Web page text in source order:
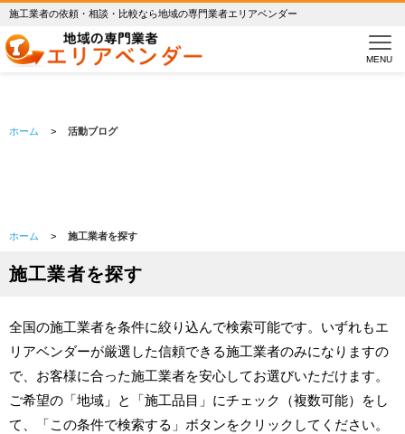
施工業者の依頼・相談・比較なら地域の専門業者エリアベンダー
MENU
Blog
活動ブログ
ホーム > 活動ブログ
ホーム > 施工業者を探す
施工業者を探す
全国の施工業者を条件に絞り込んで検索可能です。いずれもエ
リアベンダーが厳選した信頼できる施工業者のみになりますの
で、お客様に合った施工業者を安心してお選びいただけます。
ご希望の「地域」と「施工品目」にチェック（複数可能）をし
て、「この条件で検索する」ボタンをクリックしてください。